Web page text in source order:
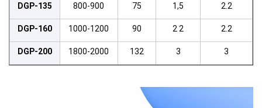
DGP-135 800-900 75 1,5 2.2
DGP-160 1000-1200 90 2 2 2.2
DGP-200 1800-2000 132 3 3